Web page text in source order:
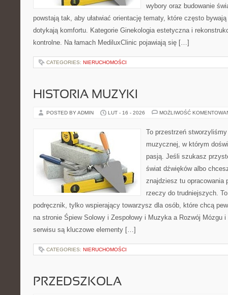
wybory oraz budowanie
powstają tak, aby ułatwiać orientację tematy, które często
dotykają komfortu. Kategorie Ginekologia estetyczna i
kontrolne. Na łamach MediluxClinic pojawiają się […]
CATEGORIES: NIERUCHOMOŚCI
HISTORIA MUZYKI
POSTED BY ADMIN LUT - 16 - 2026 MOŻLIWOŚĆ
To przestrzeń
muzycznej, w którym
pasją. Jeśli szukasz
świat dźwięków albo
znajdziesz tu opracowania
rzeczy do trudniejszych.
podręcznik, tylko wspierający towarzysz dla osób, które chcą
na stronie Śpiew Solowy i Zespołowy i Muzyka a Rozwój Mózgu
serwisu są kluczowe elementy […]
CATEGORIES: NIERUCHOMOŚCI
PRZEDSZKOLA